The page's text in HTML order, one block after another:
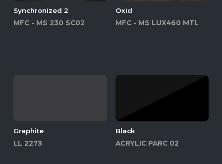
Synchronized 2
MFC - MS 230 SC02
Oxid
MFC - MS LUX460 MTL
Graphite
LL 2273
Black
ACRYLIC PARC 02